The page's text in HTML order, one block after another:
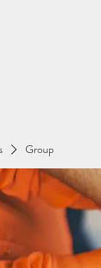
Group